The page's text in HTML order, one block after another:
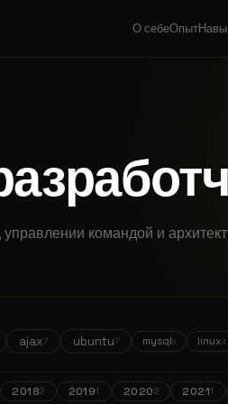
О себеОпыт
командой и
ajax7 ubuntu7 mysql5 linux4
20182 20191 20202 20211